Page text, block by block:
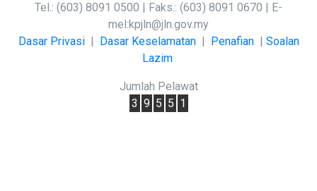
Tel.: (603) 8091 0500 | Faks.: (603) 8091 0670 | E-
mel:kpjln@jln.gov.my
Dasar Privasi| Dasar Keselamatan| Penafian| Soalan
Lazim
Jumlah Pelawat
3 9 5 5 1